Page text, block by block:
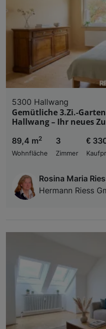
5300 Hallwang
Gemütliche 3.Zi.-
Hallwang – Ihr neues
89,4 m2
Wohnfläche
3
Zimmer
€
Rosina Maria
Hermann Riess